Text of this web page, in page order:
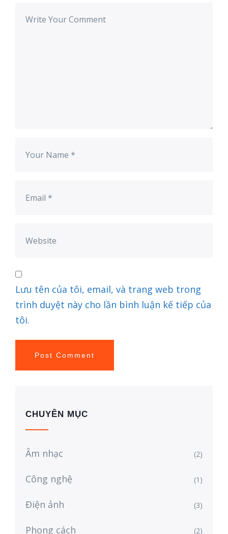
Lưu tên của tôi, email, và trang web trong
trình duyệt này cho lần bình luận kế tiếp của
tôi.
CHUYÊN MỤC
Âm nhạc (2)
Công nghệ (1)
Điện ảnh (3)
Phong cách (2)